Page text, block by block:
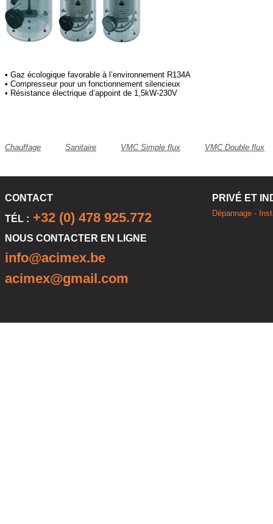
• Gaz écologique favorable à l’environnement R134A
• Compresseur pour un fonctionnement silencieux
• Résistance électrique d’appoint de 1,5kW-230V
Chauffage Sanitaire VMC Simple flux VMC Double flux
CONTACT
TÉL : +32 (0) 478 925.772
NOUS CONTACTER EN LIGNE
info@acimex.be
acimex@gmail.com
PRIVÉ ET
Dépannage -